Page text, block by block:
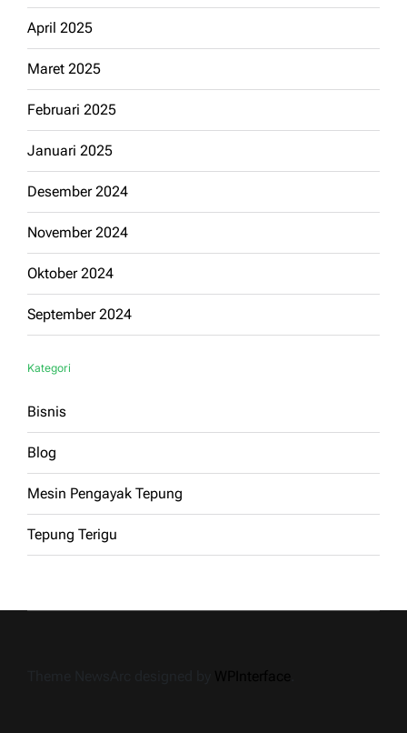
April 2025
Maret 2025
Februari 2025
Januari 2025
Desember 2024
November 2024
Oktober 2024
September 2024
Kategori
Bisnis
Blog
Mesin Pengayak Tepung
Tepung Terigu